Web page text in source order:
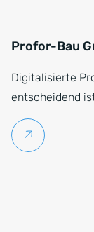
Profor-Bau
Digitalisierte
entscheidend
Weiterlesen